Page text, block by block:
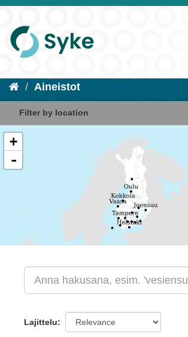
Aineistot
Filter by location
+
-
Lajittelu